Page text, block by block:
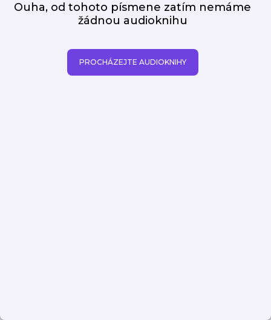
Ouha, od tohoto písmene zatím nemáme
žádnou audioknihu
PROCHÁZEJTE AUDIOKNIHY